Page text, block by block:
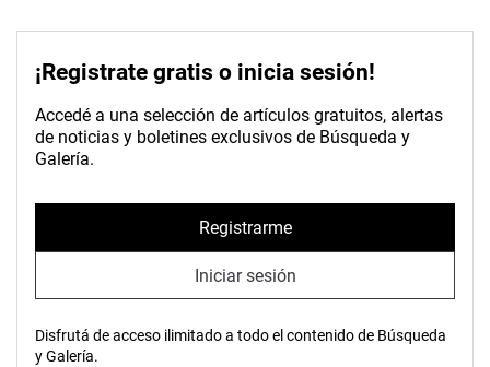
¡Registrate gratis o inicia sesión!
Accedé a una selección de artículos gratuitos, alertas
de noticias y boletines exclusivos de Búsqueda y
Galería.
Registrarme
Iniciar sesión
Disfrutá de acceso ilimitado a todo el contenido de Búsqueda
y Galería.